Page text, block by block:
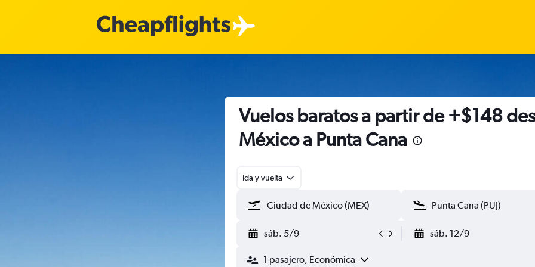
Vuelos baratos a partir de +$148
México a Punta Cana
Ida y vuelta
sáb. 5/9 sáb. 12/9
1 pasajero, Económica